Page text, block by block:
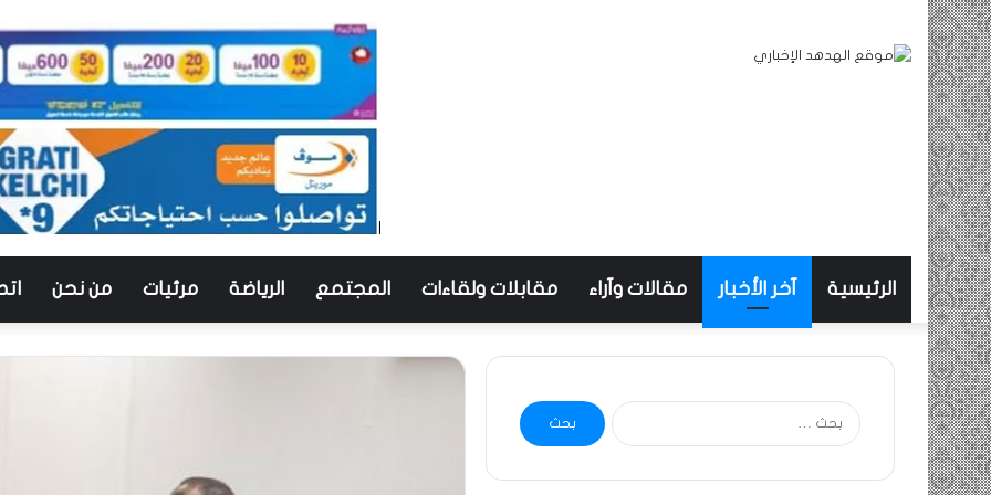
الرئيسية آخر الأخبار مقالات وآراء مقابلات ولقاءات المجتمع الرياضة مرئيات من نحن
البحث
عن: